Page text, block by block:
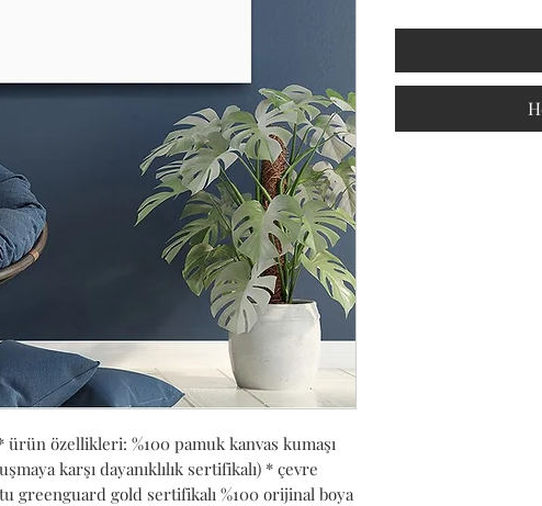
özellikleri: %100 pamuk kanvas kumaşı
karşı dayanıklılık sertifikalı) * çevre
greenguard gold sertifikalı %100 orijinal boya